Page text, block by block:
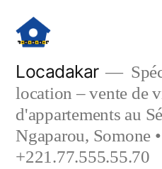
contenu
Locadakar
location – vente de
d'appartements au
Ngaparou, Somone
+221.77.555.55.70